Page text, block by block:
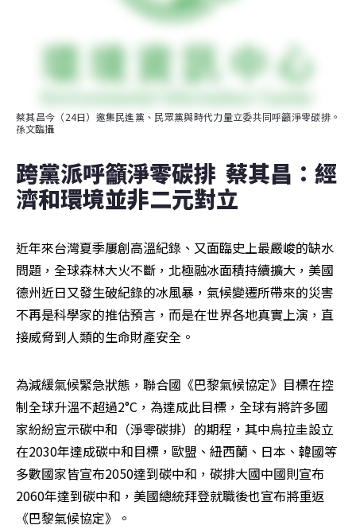
蔡其昌今（24日）邀集民進黨、民眾黨與時代力量立委共同呼籲淨零碳排。
孫文臨攝
跨黨派呼籲淨零碳排  蔡其昌：經
濟和環境並非二元對立
近年來台灣夏季屢創高溫紀錄、又面臨史上最嚴峻的缺水
問題，全球森林大火不斷，北極融冰面積持續擴大，美國
德州近日又發生破紀錄的冰風暴，氣候變遷所帶來的災害
不再是科學家的推估預言，而是在世界各地真實上演，直
接威脅到人類的生命財產安全。
為減緩氣候緊急狀態，聯合國《巴黎氣候協定》目標在控
制全球升溫不超過2°C，為達成此目標，全球有將許多國
家紛紛宣示碳中和（淨零碳排）的期程，其中烏拉圭設立
在2030年達成碳中和目標，歐盟、紐西蘭、日本、韓國等
多數國家皆宣布2050達到碳中和，碳排大國中國則宣布
2060年達到碳中和，美國總統拜登就職後也宣布將重返
《巴黎氣候協定》。